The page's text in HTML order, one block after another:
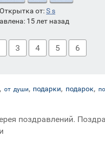
Открытка от:S s
15 лет назад
3 4 5 6
, от души, подарки, подарок,
поздравлений.